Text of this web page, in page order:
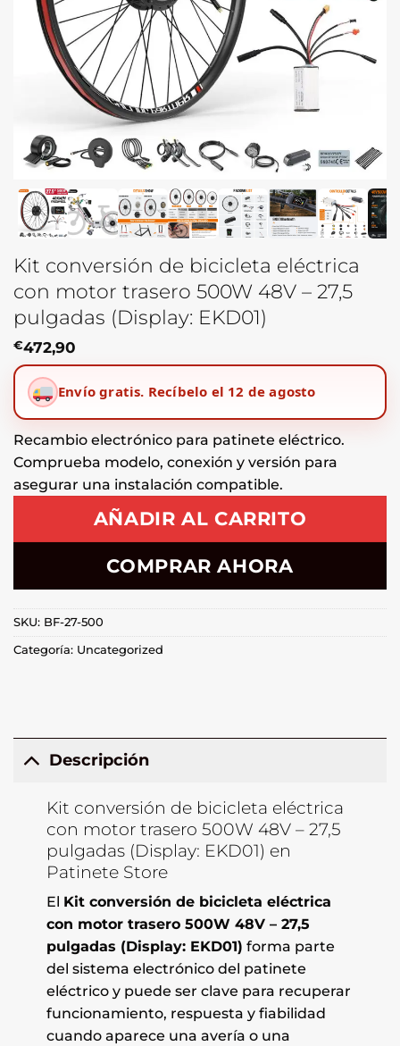
Kit conversión de bicicleta eléctrica
con motor trasero 500W 48V – 27,5
pulgadas (Display: EKD01)
€472,90
Envío gratis. Recíbelo el 12 de agosto
Recambio electrónico para patinete eléctrico.
Comprueba modelo, conexión y versión para
asegurar una instalación compatible.
AÑADIR AL CARRITO
COMPRAR AHORA
SKU: BF-27-500
Categoría: Uncategorized
Descripción
Kit conversión de bicicleta eléctrica
con motor trasero 500W 48V – 27,5
pulgadas (Display: EKD01) en
Patinete Store
El Kit conversión de bicicleta eléctrica
con motor trasero 500W 48V – 27,5
pulgadas (Display: EKD01) forma parte
del sistema electrónico del patinete
eléctrico y puede ser clave para recuperar
funcionamiento, respuesta y fiabilidad
cuando aparece una avería o una